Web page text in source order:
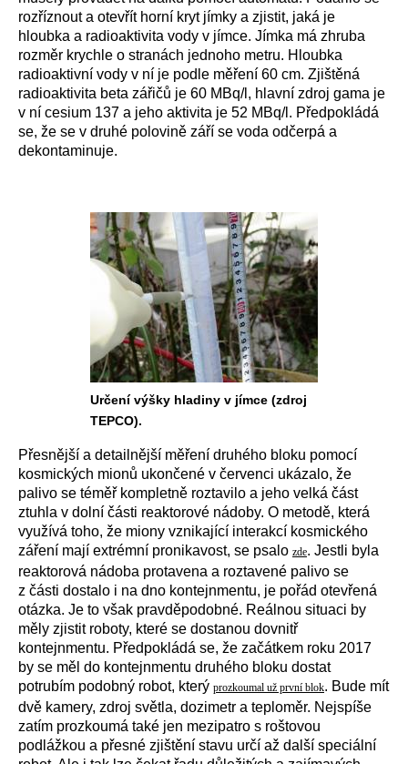
rozříznout a otevřít horní kryt jímky a zjistit, jaká je
hloubka a radioaktivita vody v jímce. Jímka má zhruba
rozměr krychle o stranách jednoho metru. Hloubka
radioaktivní vody v ní je podle měření 60 cm. Zjištěná
radioaktivita beta zářičů je 60 MBq/l, hlavní zdroj gama je
v ní cesium 137 a jeho aktivita je 52 MBq/l. Předpokládá
se, že se v druhé polovině září se voda odčerpá a
dekontaminuje.
Určení výšky hladiny v jímce (zdroj
TEPCO).
Přesnější a detailnější měření druhého bloku pomocí
kosmických mionů ukončené v červenci ukázalo, že
palivo se téměř kompletně roztavilo a jeho velká část
ztuhla v dolní části reaktorové nádoby. O metodě, která
využívá toho, že miony vznikající interakcí kosmického
záření mají extrémní pronikavost, se psalo zde. Jestli byla
reaktorová nádoba protavena a roztavené palivo se
z části dostalo i na dno kontejnmentu, je pořád otevřená
otázka. Je to však pravděpodobné. Reálnou situaci by
měly zjistit roboty, které se dostanou dovnitř
kontejnmentu. Předpokládá se, že začátkem roku 2017
by se měl do kontejnmentu druhého bloku dostat
potrubím podobný robot, který prozkoumal už první blok. Bude mít
dvě kamery, zdroj světla, dozimetr a teploměr. Nejspíše
zatím prozkoumá také jen mezipatro s roštovou
podlážkou a přesné zjištění stavu určí až další speciální